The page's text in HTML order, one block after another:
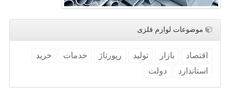
موضوعات لوازم فلزی
اقتصاد بازار تولید رپورتاژ خدمات
خرید
استاندارد
دولت